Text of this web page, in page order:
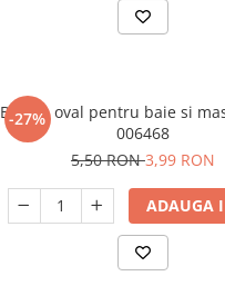
-27%
Burete oval pentru baie si
006468
5,50 RON3,99 RON
ADAUGA